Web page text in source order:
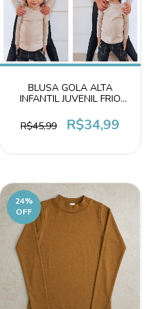
BLUSA GOLA ALTA
INFANTIL JUVENIL FRIO
CAPPUCCINO
R$45,99 R$34,99
24%
OFF